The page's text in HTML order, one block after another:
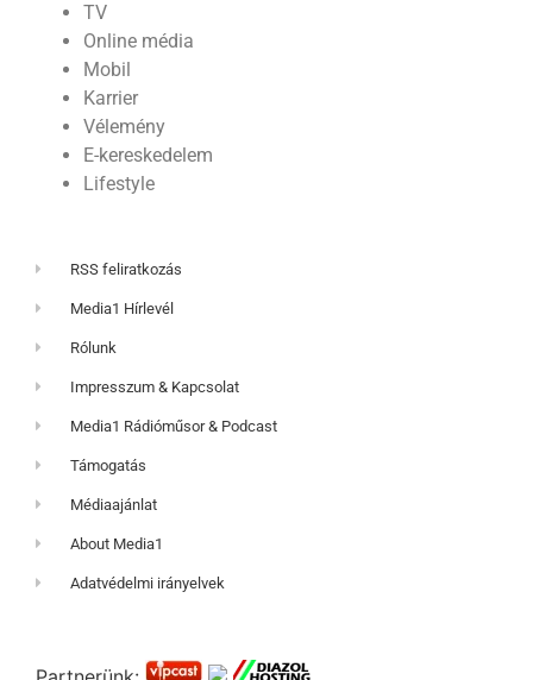
TV
Online média
Mobil
Karrier
Vélemény
E-kereskedelem
Lifestyle
RSS feliratkozás
Media1 Hírlevél
Rólunk
Impresszum & Kapcsolat
Media1 Rádióműsor & Podcast
Támogatás
Médiaajánlat
About Media1
Adatvédelmi irányelvek